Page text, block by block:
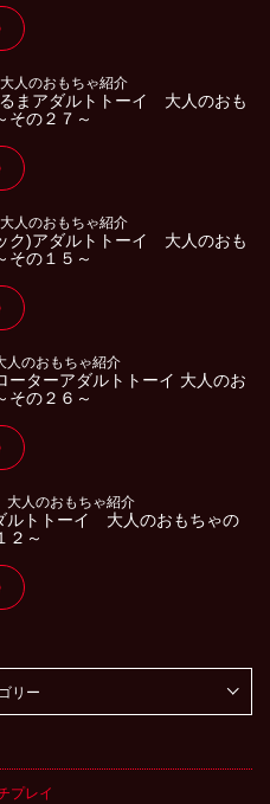
大人のおもちゃ紹介
まアダルトトーイ 大人のおも
の２７～
大人のおもちゃ紹介
ク)アダルトトーイ 大人のおも
の１５～
人のおもちゃ紹介
ーターアダルトトーイ 大人のお
その２６～
大人のおもちゃ紹介
ルトトーイ 大人のおもちゃの
２～
リー
プレイ